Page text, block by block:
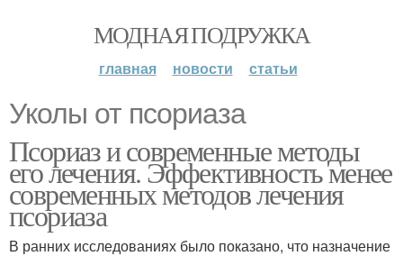
МОДНАЯ ПОДРУЖКА
главная новости статьи
Уколы от псориаза
Псориаз и современные методы
его лечения. Эффективность менее
современных методов лечения
псориаза
В ранних исследованиях было показано, что назначение